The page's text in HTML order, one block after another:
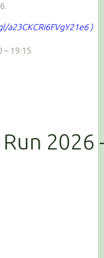
a23CKCRi6FVgY21e6)
– 19:15
2026